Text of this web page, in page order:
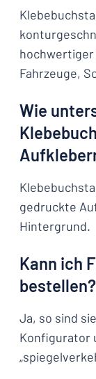
hochwertiger
Fahrzeuge,
Wie
gedruckte
Hintergrund.
Kann ich
bestellen?
Ja, so sind
Konfigurator